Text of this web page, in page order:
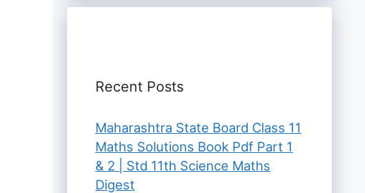
Recent Posts
Maharashtra State Board Class 11
Maths Solutions Book Pdf Part 1
& 2 | Std 11th Science Maths
Digest